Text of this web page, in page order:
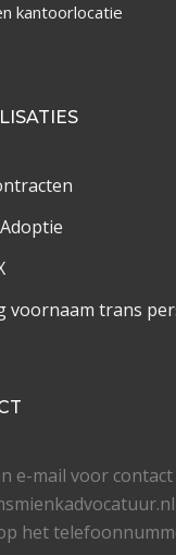
kantoorlocatie
voornaam trans
e-mail voor contact
het